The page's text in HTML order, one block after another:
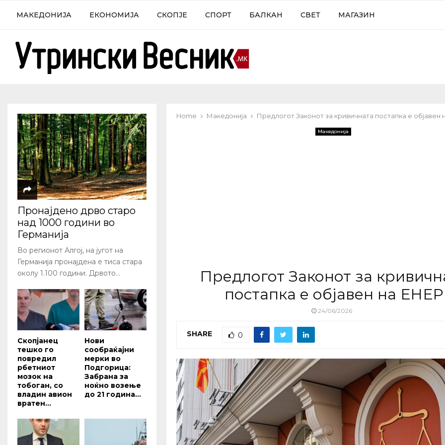
МАКЕДОНИЈА ЕКОНОМИЈА СКОПЈЕ СПОРТ БАЛКАН СВЕТ МАГАЗИН
Home Македонија Предлогот Законот за кривичната постапка е објавен
Македонија
Предлогот Законот за
постапка е објавен на ЕНЕР
24/06/2026
SHARE 0
Пронајдено дрво старо
над 1000 години во
Германија
Во регионот Алгој, на југот на
Германија пронајдена е тиса стара
околу 1.100 години. Дрвото...
Скопјанец
тешко го
повредил
рбетниот
мозок на
тобоган, со
владин авион
вратен...
Нови
сообраќајни
мерки во
Подгорица:
Забрана за
ноќно возење
до 21 година...